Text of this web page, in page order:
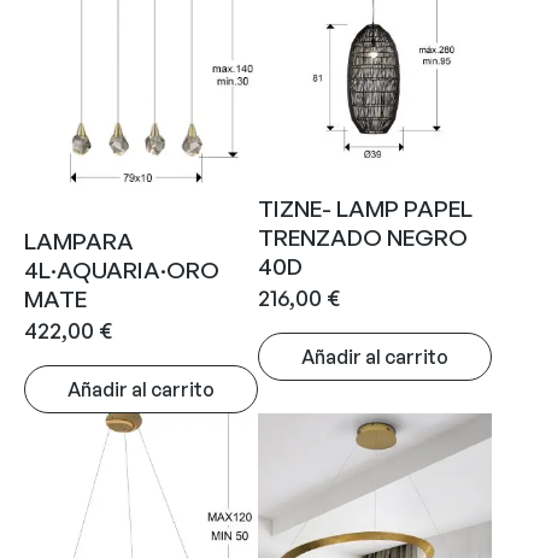
LAMPARA
4L·AQUARIA·ORO
MATE
422,00 €
Añadir al carrito
TIZNE- LAMP PAPEL
TRENZADO NEGRO
40D
216,00 €
Añadir al carrito